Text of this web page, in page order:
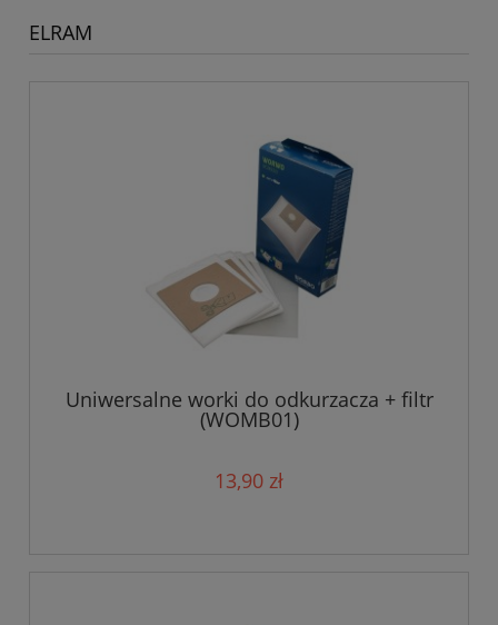
ELRAM
Uniwersalne worki do odkurzacza + filtr
(WOMB01)
13,90 zł